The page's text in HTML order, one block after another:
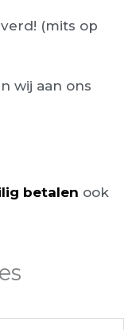
(mits op
wij aan ons
betalen ook